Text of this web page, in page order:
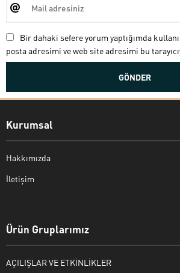
Bir dahaki sefere yorum yaptığımda
posta adresimi ve web site adresimi bu
Kurumsal
Hakkımızda
İletişim
Ürün Gruplarımız
AÇILIŞLAR VE ETKİNLİKLER